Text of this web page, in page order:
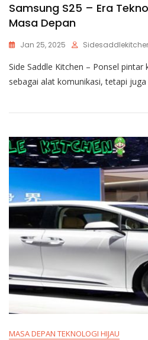
Samsung S25 – Era
Masa Depan
Jan 25, 2025
Side Saddle Kitchen – Ponsel pintar
sebagai alat komunikasi, tetapi
MASA DEPAN TEKNOLOGI HIJAU